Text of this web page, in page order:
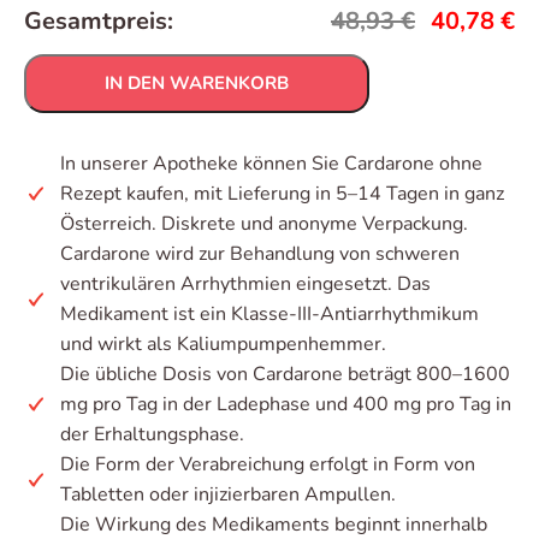
Gesamtpreis: 48,93€ 40,78€
IN DEN WARENKORB
In unserer Apotheke können Sie Cardarone ohne
Rezept kaufen, mit Lieferung in 5–14 Tagen in ganz
Österreich. Diskrete und anonyme Verpackung.
Cardarone wird zur Behandlung von schweren
ventrikulären Arrhythmien eingesetzt. Das
Medikament ist ein Klasse-III-Antiarrhythmikum
und wirkt als Kaliumpumpenhemmer.
Die übliche Dosis von Cardarone beträgt 800–1600
mg pro Tag in der Ladephase und 400 mg pro Tag in
der Erhaltungsphase.
Die Form der Verabreichung erfolgt in Form von
Tabletten oder injizierbaren Ampullen.
Die Wirkung des Medikaments beginnt innerhalb